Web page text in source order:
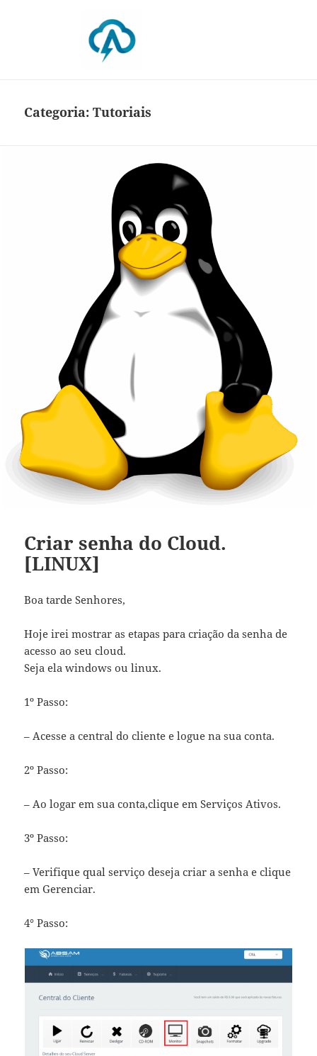
Categoria:Tutoriais
Criar senha do Cloud.
[LINUX]
Boa tarde Senhores,
Hoje irei mostrar as etapas para criação da senha de
acesso ao seu cloud.
Seja ela windows ou linux.
1º Passo:
– Acesse a central do cliente e logue na sua conta.
2º Passo:
– Ao logar em sua conta,clique em Serviços Ativos.
3º Passo:
– Verifique qual serviço deseja criar a senha e clique
em Gerenciar.
4° Passo: